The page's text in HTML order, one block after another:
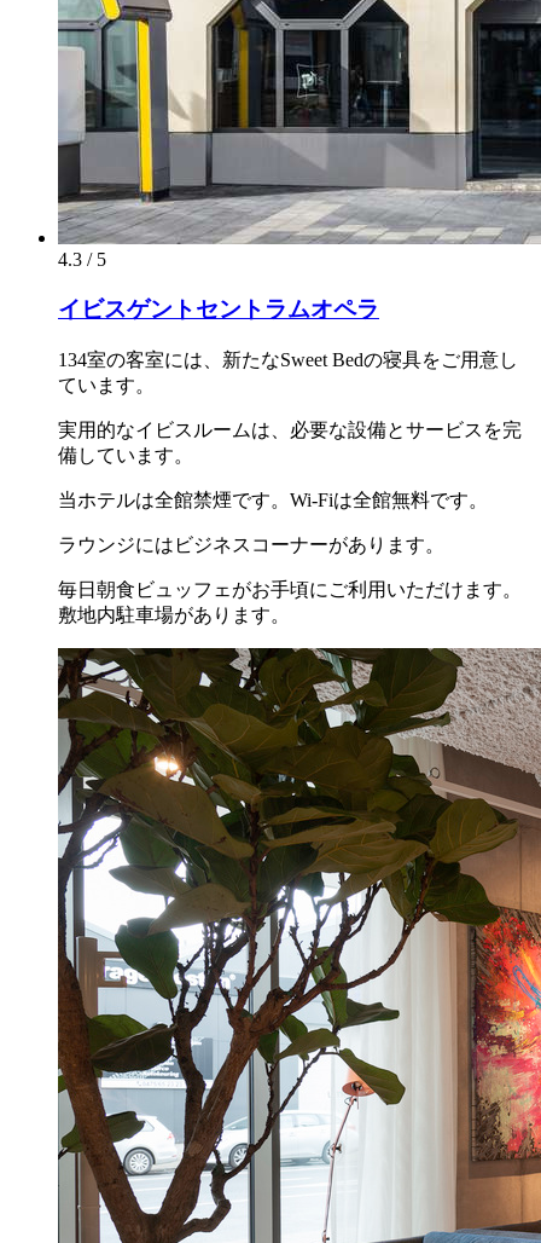
4.3 / 5
イビスゲントセントラムオペラ
134室の客室には、新たなSweet Bedの寝具をご用意し
ています。
実用的なイビスルームは、必要な設備とサービスを完
備しています。
当ホテルは全館禁煙です。Wi-Fiは全館無料です。
ラウンジにはビジネスコーナーがあります。
毎日朝食ビュッフェがお手頃にご利用いただけます。
敷地内駐車場があります。